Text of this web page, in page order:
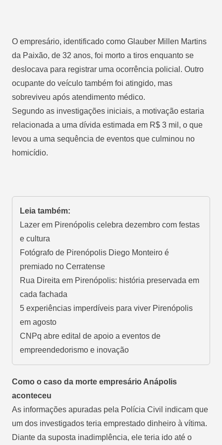
O empresário, identificado como Glauber Millen Martins
da Paixão, de 32 anos, foi morto a tiros enquanto se
deslocava para registrar uma ocorrência policial. Outro
ocupante do veículo também foi atingido, mas
sobreviveu após atendimento médico.
Segundo as investigações iniciais, a motivação estaria
relacionada a uma dívida estimada em R$ 3 mil, o que
levou a uma sequência de eventos que culminou no
homicídio.
Leia também:
Lazer em Pirenópolis celebra dezembro com festas
e cultura
Fotógrafo de Pirenópolis Diego Monteiro é
premiado no Cerratense
Rua Direita em Pirenópolis: história preservada em
cada fachada
5 experiências imperdíveis para viver Pirenópolis
em agosto
CNPq abre edital de apoio a eventos de
empreendedorismo e inovação
Como o caso da morte empresário Anápolis
aconteceu
As informações apuradas pela Polícia Civil indicam que
um dos investigados teria emprestado dinheiro à vítima.
Diante da suposta inadimplência, ele teria ido até o